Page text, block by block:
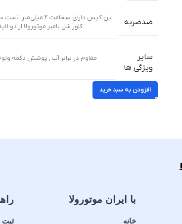
ضدضربه
کاور شل بامپر موتورولا از
سایر
ویژگی ها
مقاوم در برابر آب , پوشش دکمه
افزودن به سبد خرید
با ایران موتورولا
خانه